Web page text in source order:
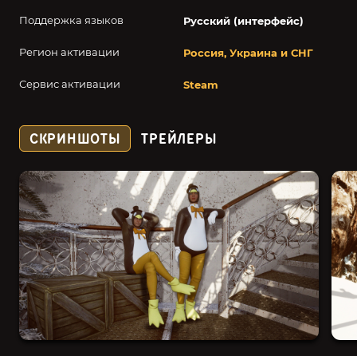
Поддержка языков Русский (интерфейс)
Регион активации Россия, Украина и СНГ
Сервис активации Steam
СКРИНШОТЫ ТРЕЙЛЕРЫ